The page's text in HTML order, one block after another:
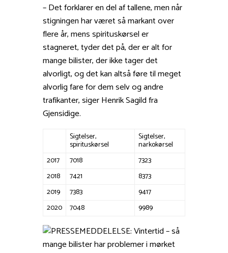
– Det forklarer en del af tallene, men når
stigningen har været så markant over
flere år, mens spirituskørsel er
stagneret, tyder det på, der er alt for
mange bilister, der ikke tager det
alvorligt, og det kan altså føre til meget
alvorlig fare for dem selv og andre
trafikanter, siger Henrik Sagild fra
Gjensidige.
Sigtelser,
spirituskørsel
Sigtelser,
narkokørsel
2017
7018
7323
2018
7421
8373
2019
7383
9417
2020
7048 9989